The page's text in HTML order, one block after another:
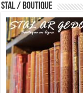
STAL / BOUTIQUE